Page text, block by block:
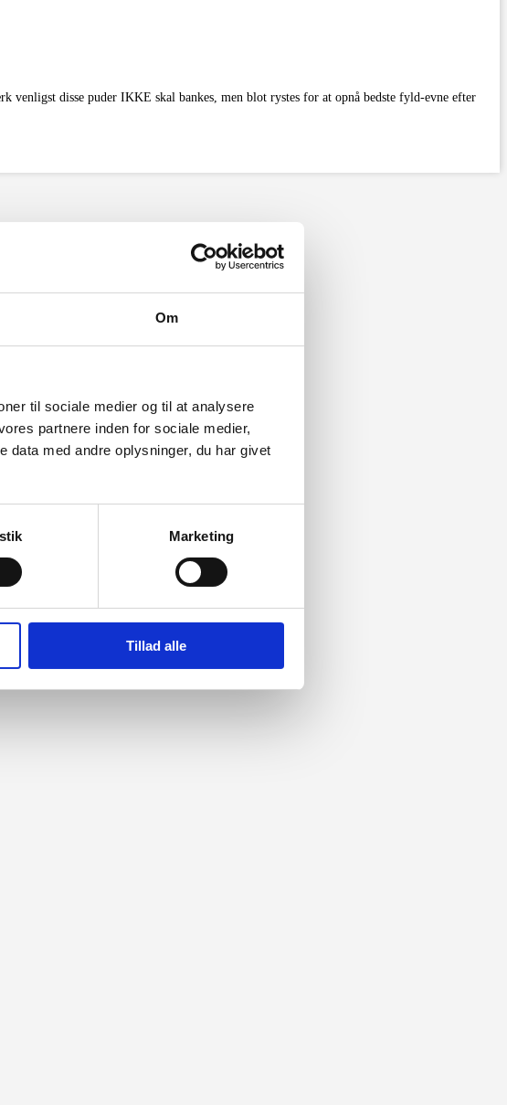
Om
til sociale medier og til at analysere
partnere inden for sociale medier,
data med andre oplysninger, du har givet
Marketing
Tillad alle
venligst disse puder IKKE skal bankes, men blot rystes for at opnå bedste fyld-evne efter